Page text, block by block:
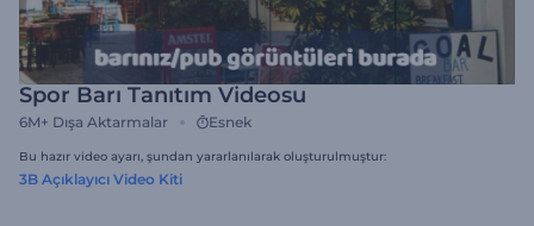
Spor Barı Tanıtım Videosu
6M+ Dışa Aktarmalar Esnek
Bu hazır video ayarı, şundan yararlanılarak oluşturulmuştur:
3B Açıklayıcı Video Kiti